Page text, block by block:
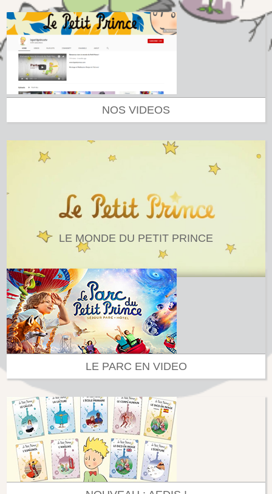
NOS VIDEOS
LE MONDE DU PETIT PRINCE
LE PARC EN VIDEO